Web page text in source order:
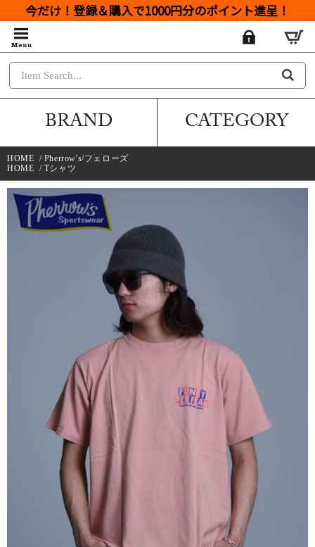
今だけ！登録＆購入で1000円分のポイント進呈！
BRAND CATEGORY
HOME / Pherrow's/フェローズ
HOME / Tシャツ